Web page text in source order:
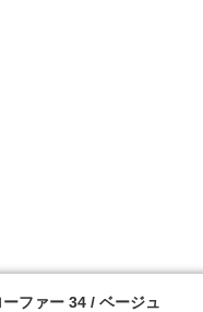
ファー 34 / ベージュ
ファー 34 / ベージュ